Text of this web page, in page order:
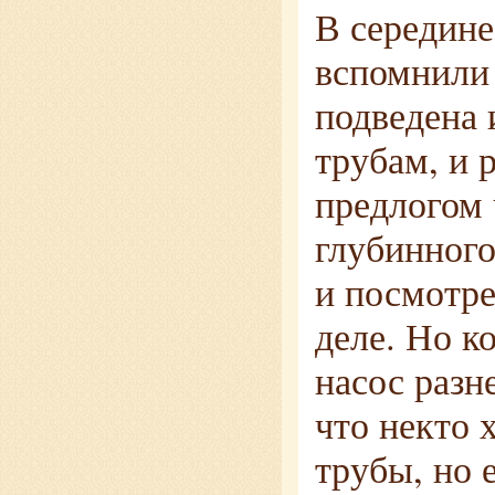
В
трубам, и
и
деле. Но
насос
что некто
трубы, но